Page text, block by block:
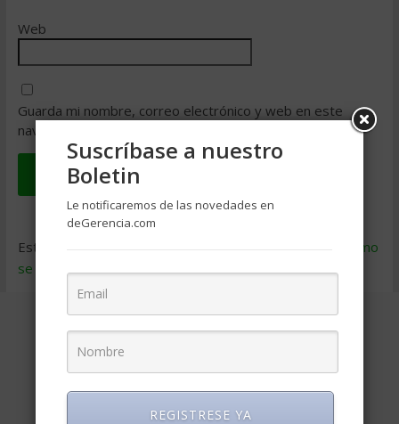
Web
Guarda mi nombre, correo electrónico y web en este
navegador para la próxima vez que comente.
Este sitio usa Akismet para reducir el spam.
Aprende cómo
se procesan los datos de tus comentarios.
Suscríbase a nuestro
Boletin
Le notificaremos de las novedades en
deGerencia.com
REGISTRESE YA